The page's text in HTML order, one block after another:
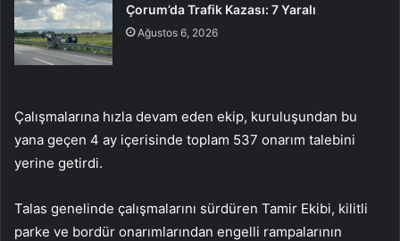
Çorum’da Trafik Kazası: 7 Yaralı
Ağustos 6, 2026
Çalışmalarına hızla devam eden ekip, kuruluşundan bu
yana geçen 4 ay içerisinde toplam 537 onarım talebini
yerine getirdi.
Talas genelinde çalışmalarını sürdüren Tamir Ekibi, kilitli
parke ve bordür onarımlarından engelli rampalarının